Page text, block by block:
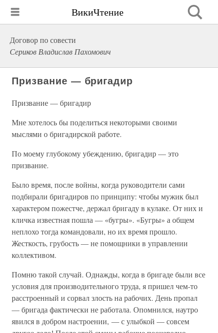
ВикиЧтение
Договор по совести
Сериков Владислав Пахомович
Призвание — бригадир
Призвание — бригадир
Мне хотелось бы поделиться некоторыми своими
мыслями о бригадирской работе.
По моему глубокому убеждению, бригадир — это
призвание.
Было время, после войны, когда руководители сами
подбирали бригадиров по принципу: чтобы мужик был
характером пожестче, держал бригаду в кулаке. От них и
кличка известная пошла — «бугры». «Бугры» а общем
неплохо тогда командовали, но их время прошло.
Жесткость, грубость — не помощники в управлении
коллективом.
Помню такой случай. Однажды, когда в бригаде были все
условия для производительного труда, я пришел чем-то
расстроенный и сорвал злость на рабочих. День пропал
— бригада фактически не работала. Опомнился, наутро
явился в добром настроении, — с улыбкой — совсем